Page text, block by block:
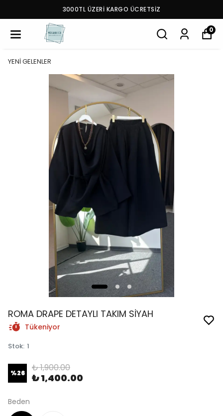
3000TL ÜZERİ KARGO ÜCRETSİZ
0
YENİ GELENLER
ROMA DRAPE DETAYLI TAKIM SİYAH
Tükeniyor
Stok: 1
%26 ₺ 1,900.00
₺ 1,400.00
Beden